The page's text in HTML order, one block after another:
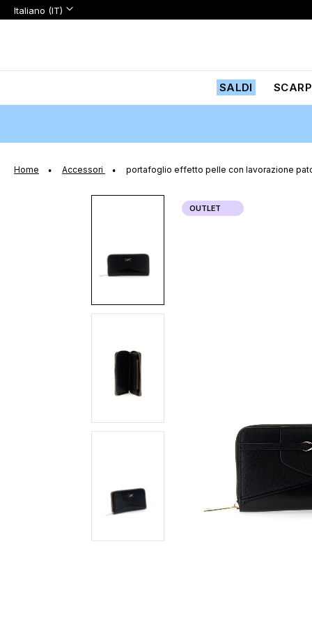
Lingua
Lingua:
Italiano (IT)
SALDI
Home Accessori portafoglio effetto pelle con lavorazione
della
galleria
immagini
OUTLET